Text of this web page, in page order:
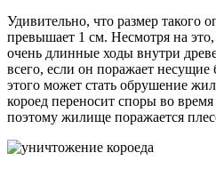
Удивительно, что размер такого
превышает 1 см. Несмотря на
очень длинные ходы внутри
всего, если он поражает несущие
этого может стать обрушение
короед переносит споры во
поэтому жилище поражается